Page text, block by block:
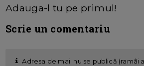
Adauga-l tu pe primul!
Scrie un comentariu
Adresa de mail nu se publică (ramâi